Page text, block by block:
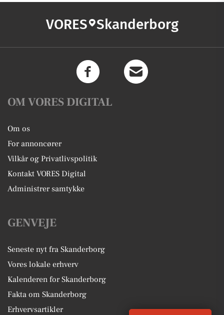
VORES Skanderborg
OM VORES DIGITAL
Om os
For annoncører
Vilkår og Privatlivspolitik
Kontakt VORES Digital
Administrer samtykke
GENVEJE
Seneste nyt fra Skanderborg
Vores lokale erhverv
Kalenderen for Skanderborg
Fakta om Skanderborg
Erhvervsartikler